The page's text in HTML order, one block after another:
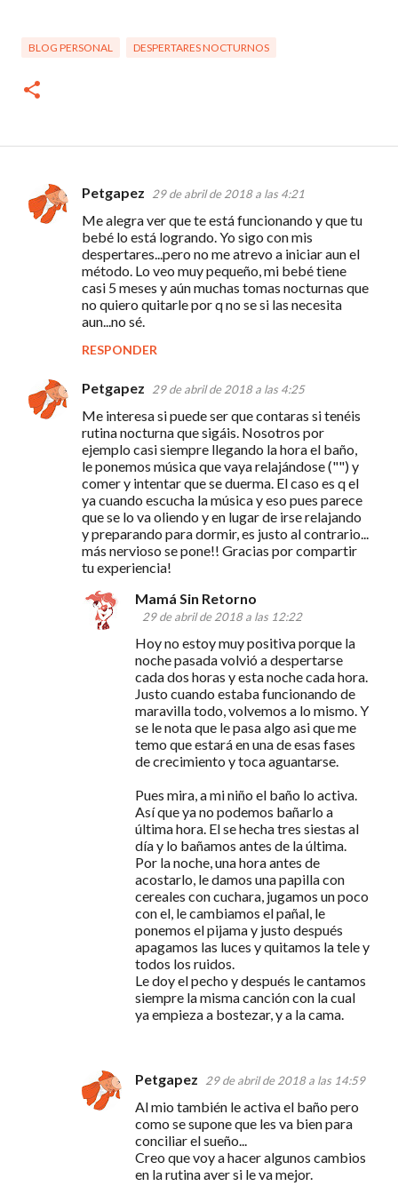
BLOG PERSONAL DESPERTARES NOCTURNOS
C
i
Petgapez 29 de abril de 2018 a las 4:21
Me alegra ver que te está funcionando y que tu
bebé lo está logrando. Yo sigo con mis
despertares...pero no me atrevo a iniciar aun el
método. Lo veo muy pequeño, mi bebé tiene
casi 5 meses y aún muchas tomas nocturnas que
no quiero quitarle por q no se si las necesita
aun...no sé.
RESPONDER
Petgapez 29 de abril de 2018 a las 4:25
Me interesa si puede ser que contaras si tenéis
rutina nocturna que sigáis. Nosotros por
ejemplo casi siempre llegando la hora el baño,
le ponemos música que vaya relajándose ("") y
comer y intentar que se duerma. El caso es q el
ya cuando escucha la música y eso pues parece
que se lo va oliendo y en lugar de irse relajando
y preparando para dormir, es justo al contrario...
más nervioso se pone!! Gracias por compartir
tu experiencia!
Mamá Sin Retorno
29 de abril de 2018 a las 12:22
Hoy no estoy muy positiva porque la
noche pasada volvió a despertarse
cada dos horas y esta noche cada hora.
Justo cuando estaba funcionando de
maravilla todo, volvemos a lo mismo. Y
se le nota que le pasa algo asi que me
temo que estará en una de esas fases
de crecimiento y toca aguantarse.
Pues mira, a mi niño el baño lo activa.
Así que ya no podemos bañarlo a
última hora. El se hecha tres siestas al
día y lo bañamos antes de la última.
Por la noche, una hora antes de
acostarlo, le damos una papilla con
cereales con cuchara, jugamos un poco
con el, le cambiamos el pañal, le
ponemos el pijama y justo después
apagamos las luces y quitamos la tele y
todos los ruidos.
Le doy el pecho y después le cantamos
siempre la misma canción con la cual
ya empieza a bostezar, y a la cama.
Petgapez 29 de abril de 2018 a las 14:59
Al mio también le activa el baño pero
como se supone que les va bien para
conciliar el sueño...
Creo que voy a hacer algunos cambios
en la rutina aver si le va mejor.